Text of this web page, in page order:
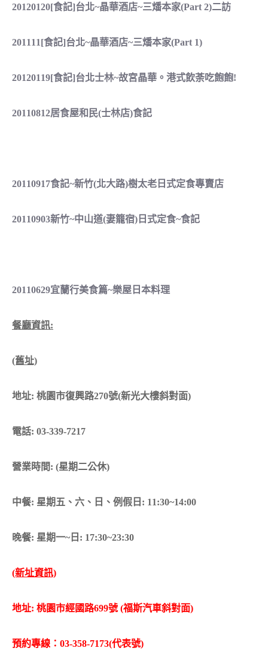
20120120[食記]台北~晶華酒店~三燔本家(Part 2)二訪
201111[食記]台北~晶華酒店~三燔本家(Part 1)
20120119[食記]台北士林~故宮晶華。港式飲荼吃飽飽!
20110812居食屋和民(士林店)食記
20110917食記~新竹(北大路)樹太老日式定食專賣店
20110903新竹~中山道(妻籠宿)日式定食~食記
20110629宜蘭行美食篇~樂屋日本料理
餐廳資訊:
(舊址)
地址: 桃園市復興路270號(新光大樓斜對面)
電話: 03-339-7217
營業時間: (星期二公休)
中餐: 星期五、六、日、例假日: 11:30~14:00
晚餐: 星期一~日: 17:30~23:30
(新址資訊)
地址: 桃園市經國路699號 (福斯汽車斜對面)
預約專線：03-358-7173(代表號)